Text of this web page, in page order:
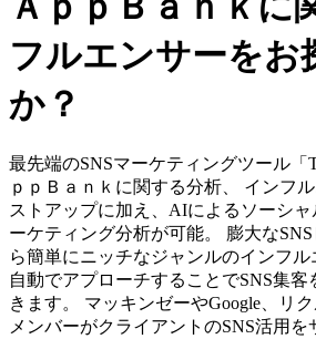
フルエンサーをお
か？
最先端のSNSマーケティングツール「
ｐｐＢａｎｋに関する分析、 インフ
ストアップに加え、AIによるソーシャ
ーケティング分析が可能。 膨大な
ら簡単にニッチなジャンルのインフル
自動でアプローチすることでSNS集
きます。 マッキンゼーやGoogle、リ
メンバーがクライアントのSNS活用を